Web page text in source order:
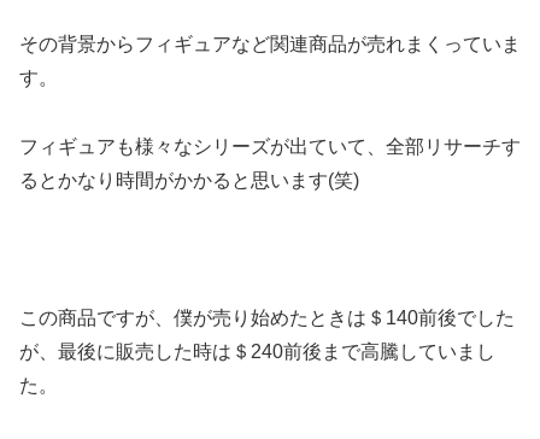
その背景からフィギュアなど関連商品が売れまくっていま
す。
フィギュアも様々なシリーズが出ていて、全部リサーチす
るとかなり時間がかかると思います(笑)
この商品ですが、僕が売り始めたときは＄140前後でした
が、最後に販売した時は＄240前後まで高騰していまし
た。